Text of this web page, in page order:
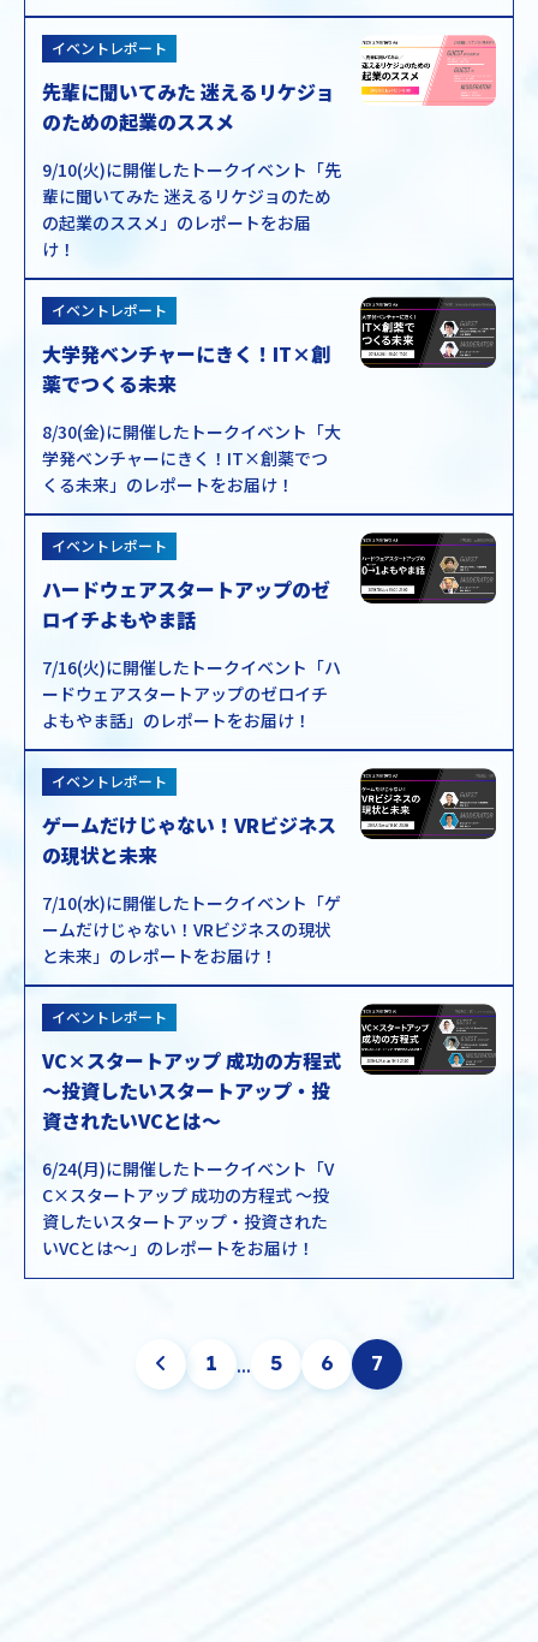
イベントレポート
先輩に聞いてみた 迷えるリケジョ
のための起業のススメ
9/10(火)に開催したトークイベント「先
輩に聞いてみた 迷えるリケジョのため
の起業のススメ」のレポートをお届
け！
イベントレポート
大学発ベンチャーにきく！IT×創
薬でつくる未来
8/30(金)に開催したトークイベント「大
学発ベンチャーにきく！IT×創薬でつ
くる未来」のレポートをお届け！
イベントレポート
ハードウェアスタートアップのゼ
ロイチよもやま話
7/16(火)に開催したトークイベント「ハ
ードウェアスタートアップのゼロイチ
よもやま話」のレポートをお届け！
イベントレポート
ゲームだけじゃない！VRビジネス
の現状と未来
7/10(水)に開催したトークイベント「ゲ
ームだけじゃない！VRビジネスの現状
と未来」のレポートをお届け！
イベントレポート
VC×スタートアップ 成功の方程式
〜投資したいスタートアップ・投
資されたいVCとは〜
6/24(月)に開催したトークイベント「V
C×スタートアップ 成功の方程式 〜投
資したいスタートアップ・投資された
いVCとは〜」のレポートをお届け！
1 ... 5 6 7